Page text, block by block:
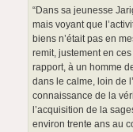
“Dans sa jeunesse
mais voyant que
biens n’était pas en
remit, justement en
rapport, à un homme
dans le calme, loin de
connaissance de la
l’acquisition de la
environ trente ans au